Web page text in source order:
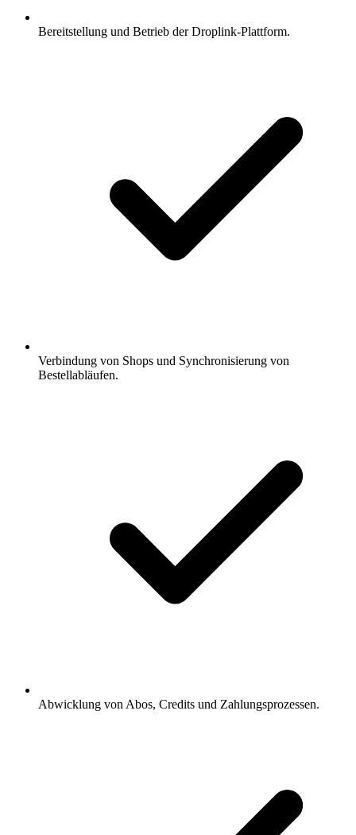
Bereitstellung und Betrieb der Droplink-Plattform.
Verbindung von Shops und Synchronisierung von
Bestellabläufen.
Abwicklung von Abos, Credits und Zahlungsprozessen.